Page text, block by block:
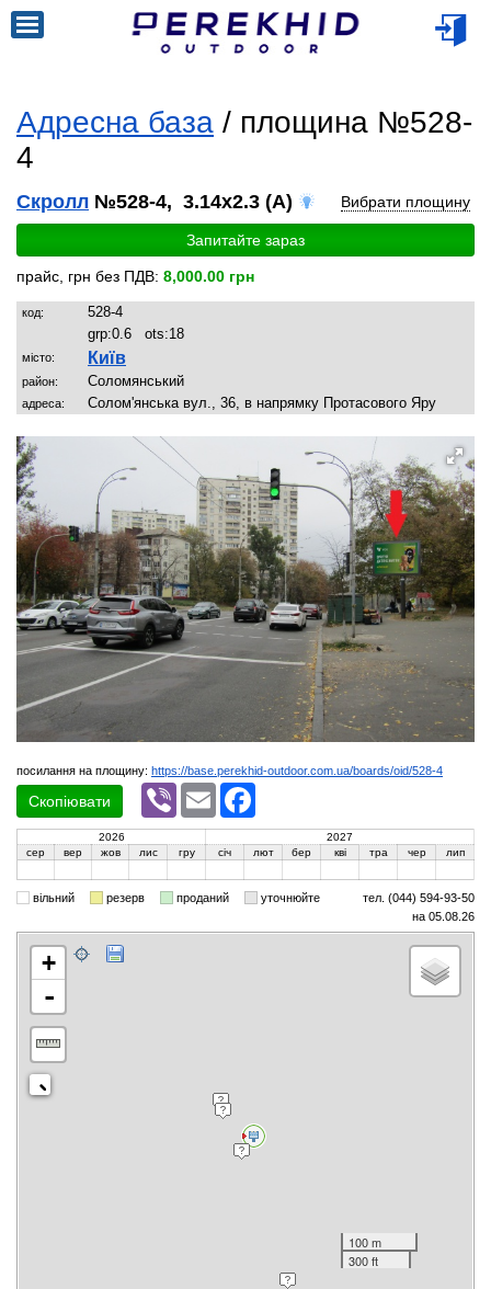
Адресна база / площина №528-
4
Скролл №528-4, 3.14x2.3 (A) Вибрати площину
Запитайте зараз
прайс, грн без ПДВ: 8,000.00 грн
код:
528-4
grp:0.6 ots:18
місто: Київ
район: Соломянський
адреса: Солом'янська вул., 36, в напрямку Протасового Яру
посилання на площину: https://base.perekhid-outdoor.com.ua/boards/oid/528-4
Скопіювати
Viber Email
2026
2027
сер
вер жов лис гру січ лют бер кві тра чер лип
вільний резерв проданий уточнюйте
тел. (044) 594-93-50
на 05.08.26
+
-
100 m
300 ft